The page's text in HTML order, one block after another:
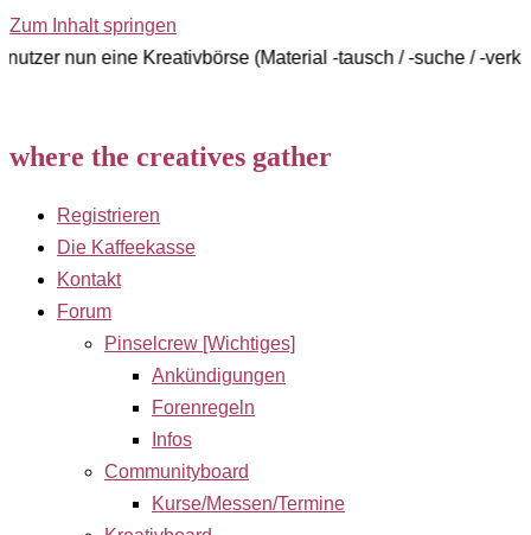
Zum Inhalt springen
eine Kreativbörse (Material -tausch / -suche / -verkauf)
where the creatives gather
Registrieren
Die Kaffeekasse
Kontakt
Forum
Pinselcrew [Wichtiges]
Ankündigungen
Forenregeln
Infos
Communityboard
Kurse/Messen/Termine